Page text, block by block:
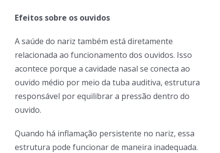
Efeitos sobre os ouvidos
A saúde do nariz também está diretamente
relacionada ao funcionamento dos ouvidos. Isso
acontece porque a cavidade nasal se conecta ao
ouvido médio por meio da tuba auditiva, estrutura
responsável por equilibrar a pressão dentro do
ouvido.
Quando há inflamação persistente no nariz, essa
estrutura pode funcionar de maneira inadequada.